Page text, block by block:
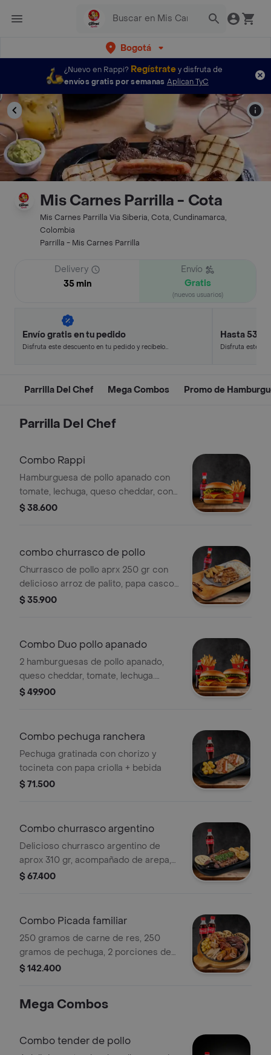
Bogotá
¿Nuevo en Rappi? Regístratey disfruta de
envíos gratis por semanas Aplican TyC
Mis Carnes Parrilla - Cota
Mis Carnes Parrilla Via Siberia, Cota, Cundinamarca,
Colombia
Parrilla - Mis Carnes Parrilla
Delivery
35 min
Envío
Gratis
(nuevos usuarios)
Envío gratis en tu pedido
Disfruta este descuento en tu pedido y recíbelo
Hasta 53%
Disfruta este
Parrilla Del Chef Mega Combos Promo de
Parrilla Del Chef
Combo Rappi
Hamburguesa de pollo apanado con
tomate, lechuga, queso cheddar, con
papas y bebida.
$ 38.600
combo churrasco de pollo
Churrasco de pollo aprx 250 gr con
delicioso arroz de palito, papa casco
y bebida.
$ 35.900
Combo Duo pollo apanado
2 hamburguesas de pollo apanado,
queso cheddar, tomate, lechuga.
ambos combos con papas y bebida
$ 49.900
Combo pechuga ranchera
Pechuga gratinada con chorizo y
tocineta con papa criolla + bebida
$ 71.500
Combo churrasco argentino
Delicioso churrasco argentino de
aprox 310 gr, acompañado de arepa,
papa casco crujiente y un toque de
$ 67.400
Combo Picada familiar
250 gramos de carne de res, 250
gramos de pechuga, 2 porciones de
costilla bbq, chicharrón, chorizo,
$ 142.400
Mega Combos
Combo tender de pollo